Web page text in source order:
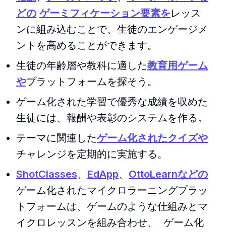
どの ゲーミフィケーション要素をレッス
ンに組み込むことで、生徒のエンゲージメ
ントを高めることができます。
生徒の年齢層や教科に適した教育用ゲーム
やプラットフォームを探そう。
ゲーム化された学習で優秀な成績を収めた
生徒には、報酬や表彰のシステムを作る。
テーマに関連したゲーム化されたクイズや
チャレンジを定期的に実施する。
ShotClasses、 EdApp、 OttoLearnなどの
ゲーム化されたマイクロラーニングプラッ
トフォームは、ゲームのような仕組みとマ
イクロレッスンを組み合わせ、 ゲーム化